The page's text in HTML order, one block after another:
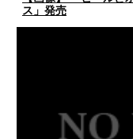
ス」発売